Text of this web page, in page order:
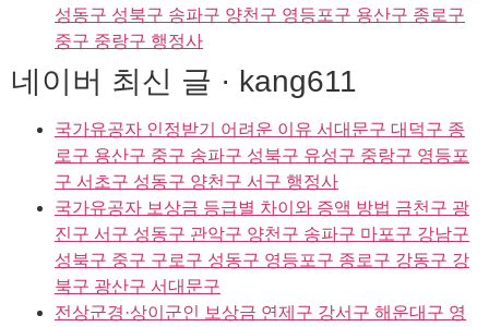
성동구 성북구 송파구 양천구 영등포구 용산구 종로구
중구 중랑구 행정사
네이버 최신 글 · kang611
국가유공자 인정받기 어려운 이유 서대문구 대덕구 종
로구 용산구 중구 송파구 성북구 유성구 중랑구 영등포
구 서초구 성동구 양천구 서구 행정사
국가유공자 보상금 등급별 차이와 증액 방법 금천구 광
진구 서구 성동구 관악구 양천구 송파구 마포구 강남구
성북구 중구 구로구 성동구 영등포구 종로구 강동구 강
북구 광산구 서대문구
전상군경·상이군인 보상금 연제구 강서구 해운대구 영